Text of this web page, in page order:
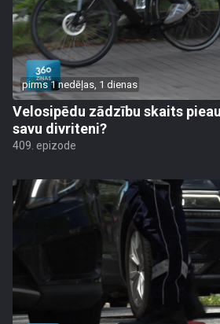
pirms 1 nedēļas, 1 dienas
Velosipēdu zādzību skaits
savu divriteni?
409. epizode